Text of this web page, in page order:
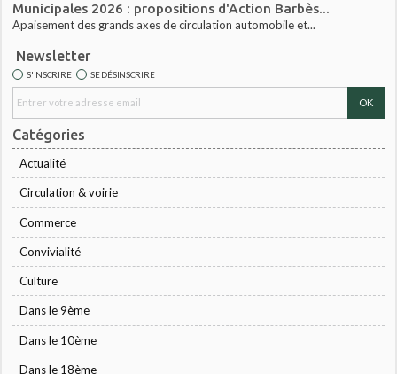
Municipales 2026 : propositions d'Action Barbès...
Apaisement des grands axes de circulation automobile et...
Newsletter
S'INSCRIRE SE DÉSINSCRIRE
Catégories
Actualité
Circulation & voirie
Commerce
Convivialité
Culture
Dans le 9ème
Dans le 10ème
Dans le 18ème